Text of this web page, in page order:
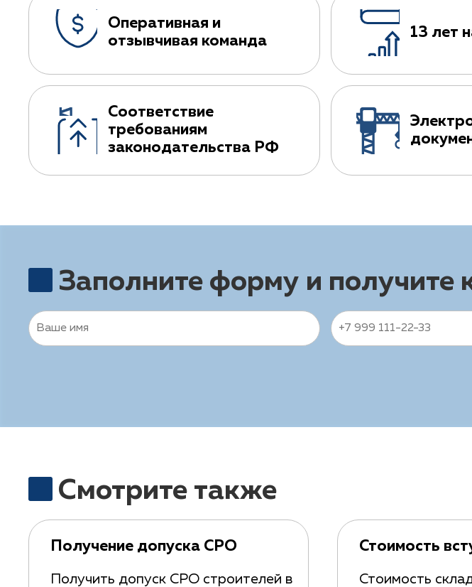
Оперативная и
отзывчивая команда
13 лет
Соответствие
требованиям
законодательства РФ
Заполните форму и получите
Смотрите также
Получение допуска СРО
Получить допуск СРО строителей в
Стоимость
Стоимость